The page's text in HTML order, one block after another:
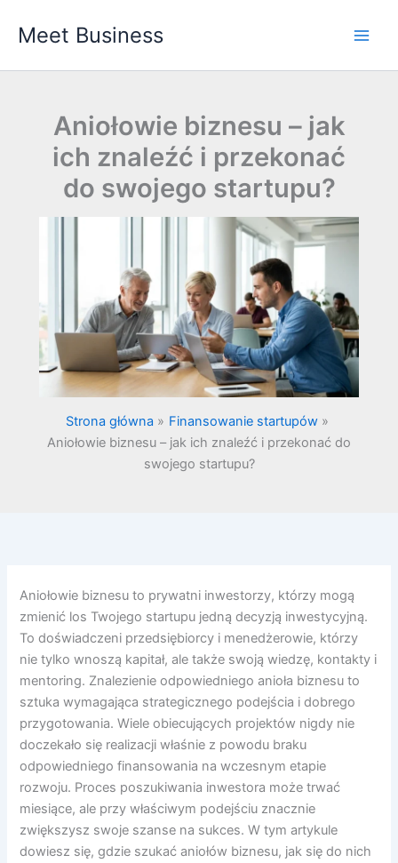
Meet Business
Aniołowie biznesu – jak
ich znaleźć i przekonać
do swojego startupu?
Strona główna
Finansowanie startupów
Aniołowie biznesu – jak ich znaleźć i przekonać do
swojego startupu?
Aniołowie biznesu to prywatni inwestorzy, którzy mogą
zmienić los Twojego startupu jedną decyzją inwestycyjną.
To doświadczeni przedsiębiorcy i menedżerowie, którzy
nie tylko wnoszą kapitał, ale także swoją wiedzę, kontakty i
mentoring. Znalezienie odpowiedniego anioła biznesu to
sztuka wymagająca strategicznego podejścia i dobrego
przygotowania. Wiele obiecujących projektów nigdy nie
doczekało się realizacji właśnie z powodu braku
odpowiedniego finansowania na wczesnym etapie
rozwoju. Proces poszukiwania inwestora może trwać
miesiące, ale przy właściwym podejściu znacznie
zwiększysz swoje szanse na sukces. W tym artykule
dowiesz się, gdzie szukać aniołów biznesu, jak się do nich